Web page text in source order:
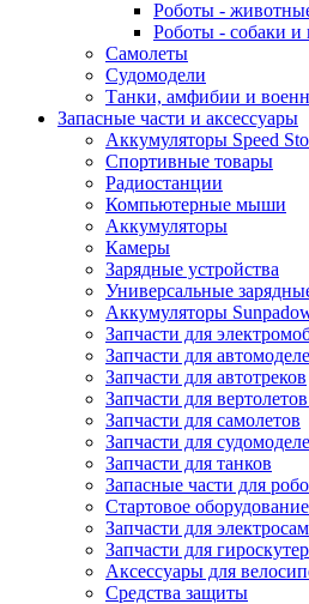
Роботы -
Роботы - собаки и
Самолеты
Судомодели
Танки, амфибии и
Запасные части и аксессуары
Аккумуляторы Speed
Спортивные товары
Радиостанции
Компьютерные мыши
Аккумуляторы
Камеры
Зарядные устройства
Универсальные
Аккумуляторы
Запчасти для
Запчасти для
Запчасти для автотреков
Запчасти для
Запчасти для самолетов
Запчасти для
Запчасти для танков
Запасные части для
Стартовое
Запчасти для
Запчасти для
Аксессуары для
Средства защиты